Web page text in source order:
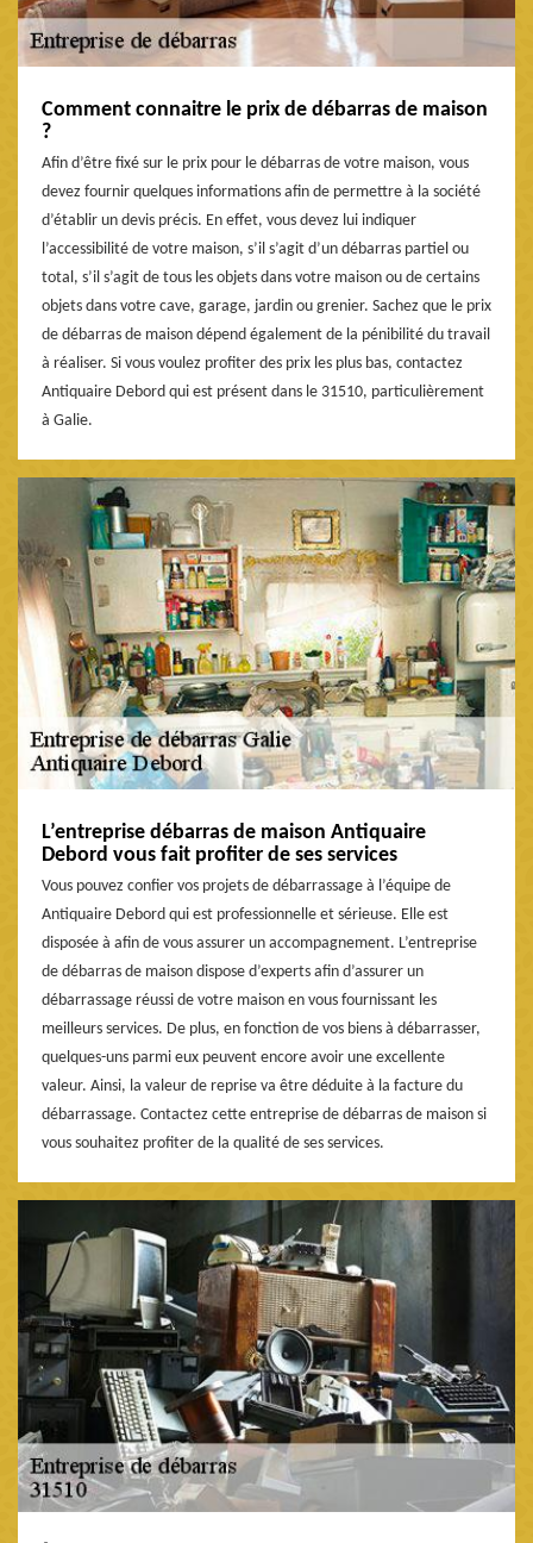
Comment connaitre le prix de débarras de maison
?
Afin d’être fixé sur le prix pour le débarras de votre maison, vous
devez fournir quelques informations afin de permettre à la société
d’établir un devis précis. En effet, vous devez lui indiquer
l’accessibilité de votre maison, s’il s’agit d’un débarras partiel ou
total, s’il s’agit de tous les objets dans votre maison ou de certains
objets dans votre cave, garage, jardin ou grenier. Sachez que le prix
de débarras de maison dépend également de la pénibilité du travail
à réaliser. Si vous voulez profiter des prix les plus bas, contactez
Antiquaire Debord qui est présent dans le 31510, particulièrement
à Galie.
L’entreprise débarras de maison Antiquaire
Debord vous fait profiter de ses services
Vous pouvez confier vos projets de débarrassage à l’équipe de
Antiquaire Debord qui est professionnelle et sérieuse. Elle est
disposée à afin de vous assurer un accompagnement. L’entreprise
de débarras de maison dispose d’experts afin d’assurer un
débarrassage réussi de votre maison en vous fournissant les
meilleurs services. De plus, en fonction de vos biens à débarrasser,
quelques-uns parmi eux peuvent encore avoir une excellente
valeur. Ainsi, la valeur de reprise va être déduite à la facture du
débarrassage. Contactez cette entreprise de débarras de maison si
vous souhaitez profiter de la qualité de ses services.